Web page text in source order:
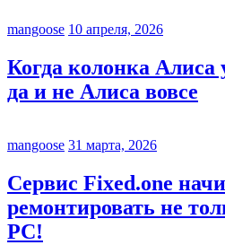
mangoose 10 апреля, 2026
Когда колонка Алиса
да и не Алиса вовсе
mangoose 31 марта, 2026
Сервис Fixed.one
ремонтировать не
PC!